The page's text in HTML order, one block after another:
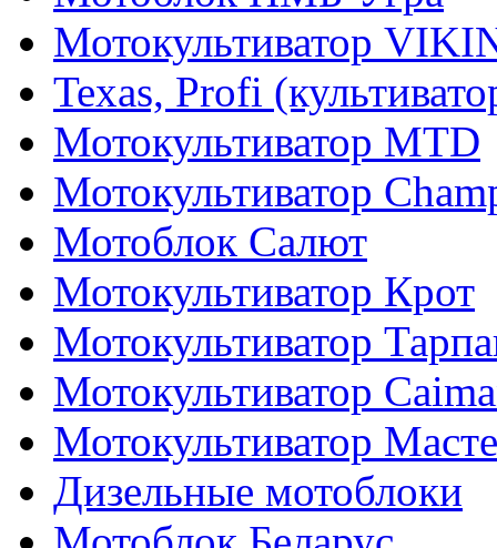
Мотокультиватор
Texas, Profi
Мотокультиватор MTD
Мотокультиватор
Мотоблок Салют
Мотокультиватор Крот
Мотокультиватор
Мотокультиватор
Мотокультиватор
Дизельные мотоблоки